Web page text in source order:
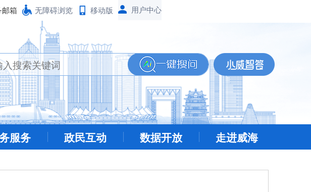
箱 无障碍浏览 移动版
服务 政民互动 数据开放 走进威海